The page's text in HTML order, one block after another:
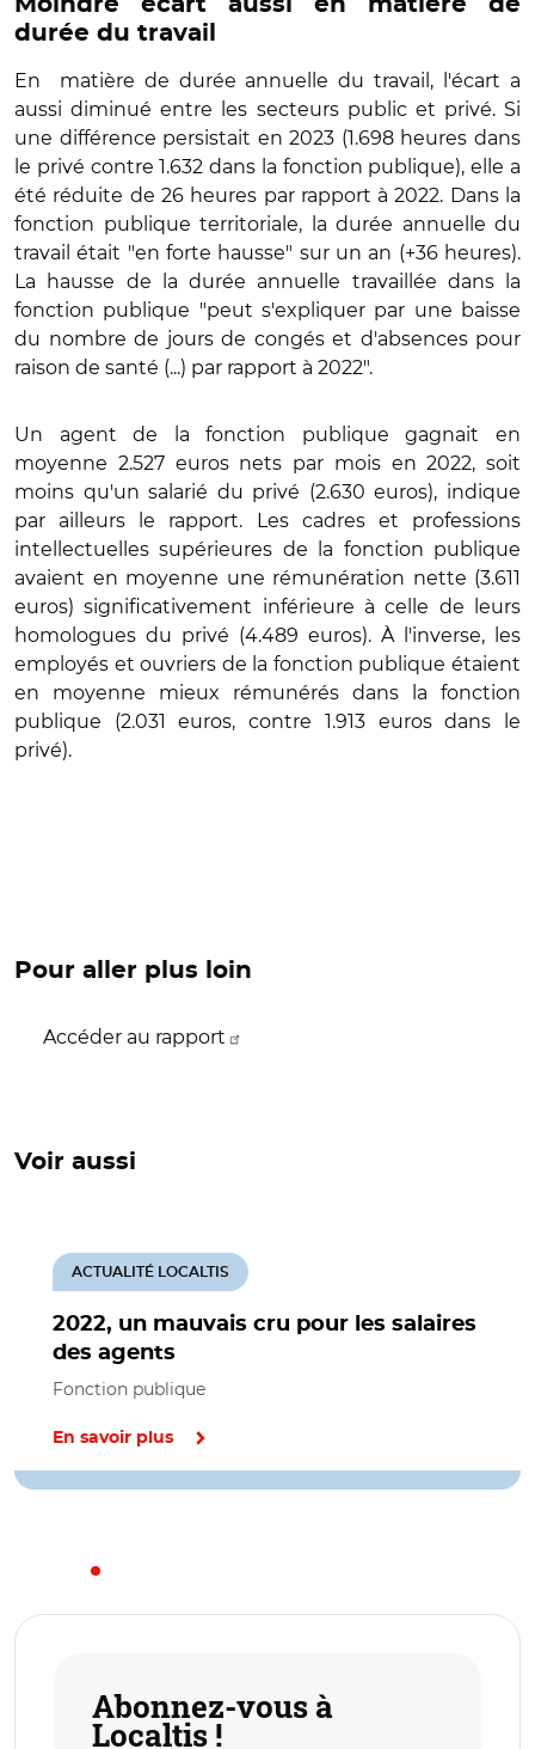
durée du travail
En
matière de durée annuelle du travail, l'écart a
aussi diminué entre les secteurs public et privé. Si
une différence persistait en 2023 (1.698 heures dans
le privé contre 1.632 dans la fonction publique), elle a
été réduite de 26 heures par rapport à 2022. Dans la
fonction publique territoriale, la durée annuelle du
travail était "en forte hausse" sur un an (+36 heures).
La hausse de la durée annuelle travaillée dans la
fonction publique "peut s'expliquer par une baisse
du nombre de jours de congés et d'absences pour
raison de santé (...) par rapport à 2022".
Un agent de la fonction publique gagnait en
moyenne 2.527 euros nets par mois en 2022, soit
moins qu'un salarié du privé (2.630 euros), indique
par ailleurs le rapport. Les cadres et professions
intellectuelles supérieures de la fonction publique
avaient en moyenne une rémunération nette (3.611
euros) significativement inférieure à celle de leurs
homologues du privé (4.489 euros). À l'inverse, les
employés et ouvriers de la fonction publique étaient
en moyenne mieux rémunérés dans la fonction
publique (2.031 euros, contre 1.913 euros dans le
privé).
Pour aller plus loin
Accéder au rapport
Voir aussi
2022, un mauvais cru pour les salaires
des agents
ACTUALITÉ LOCALTIS
Fonction publique
En savoir plus
Abonnez-vous à
Localtis !